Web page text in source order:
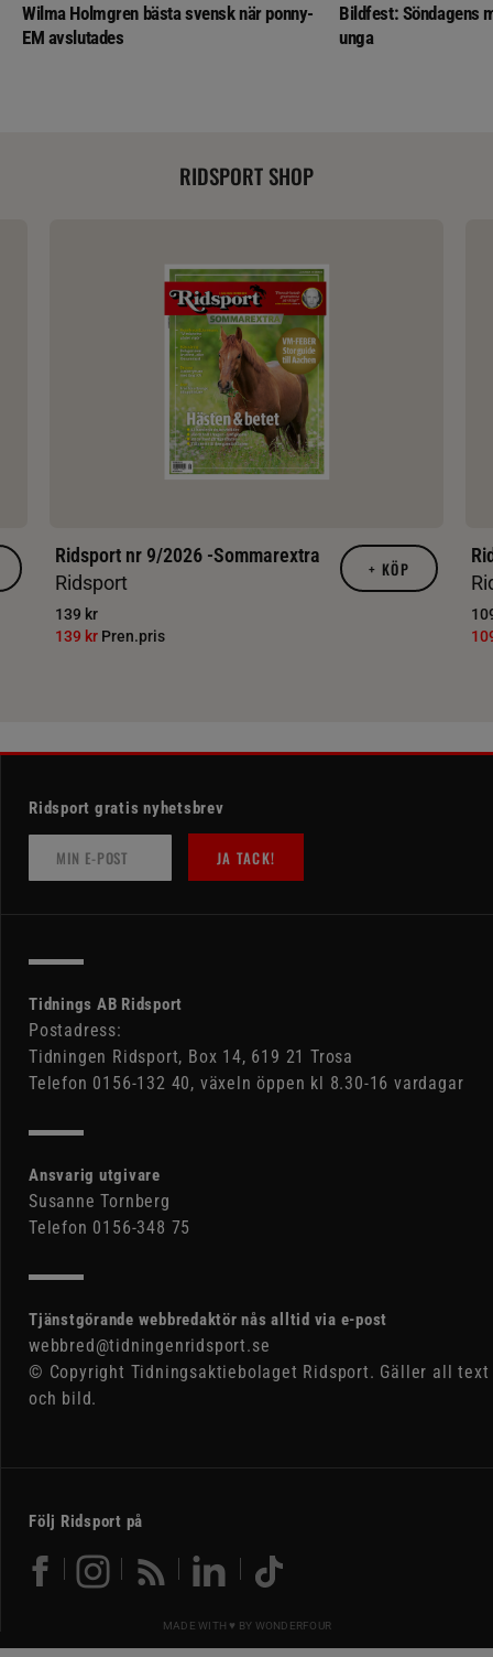
Wilma Holmgren bästa svensk när ponny-
EM avslutades
Bildfest: Söndagens
unga
RIDSPORT SHOP
Ridsport nr 9/2026 -Sommarextra
Ridsport
139 kr
139 kr Pren.pris
+ KÖP
Ridsport gratis nyhetsbrev
JA TACK!
Tidnings AB Ridsport
Postadress:
Tidningen Ridsport, Box 14, 619 21 Trosa
Telefon 0156-132 40, växeln öppen kl 8.30-16 vardagar
Ansvarig utgivare
Susanne Tornberg
Telefon 0156-348 75
Tjänstgörande webbredaktör nås alltid via e-post
webbred@tidningenridsport.se
© Copyright Tidningsaktiebolaget Ridsport. Gäller all text
och bild.
Följ Ridsport på
MADE WITH ♥ BY WONDERFOUR